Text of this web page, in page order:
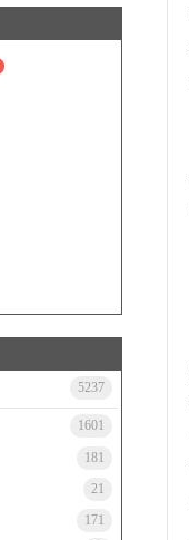
5237
1601
181
21
171